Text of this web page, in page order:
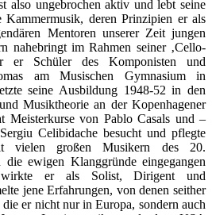
also ungebrochen aktiv und lebt seine
Kammermusik, deren Prinzipien er als
Mentoren unserer Zeit jungen
nahebringt im Rahmen seiner ‚Cello-
er Schüler des Komponisten und
am Musischen Gymnasium in
seine Ausbildung 1948-52 in den
Musiktheorie an der Kopenhagener
Meisterkurse von Pablo Casals und –
Celibidache besucht und pflegte
vielen großen Musikern des 20.
ewigen Klanggründe eingegangen
wirkte er als Solist, Dirigent und
jene Erfahrungen, von denen seither
er nicht nur in Europa, sondern auch